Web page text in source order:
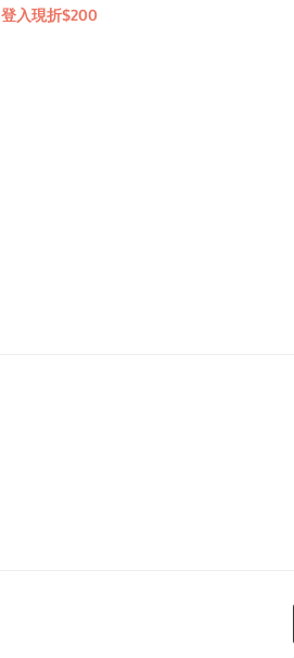
登入現折$200